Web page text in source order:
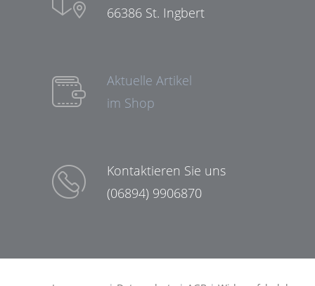
66386 St. Ingbert
Aktuelle Artikel
im Shop
Kontaktieren Sie uns
(06894) 9906870